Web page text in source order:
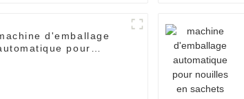
d'emballage
pour